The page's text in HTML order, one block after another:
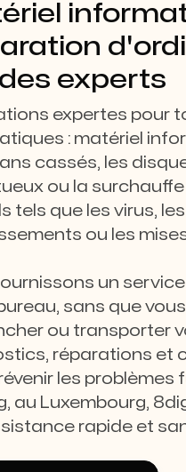
experts
expertes pour
: matériel
cassés, les
ou la surchauffe
tels que les virus,
ou les
un
sans que
ou transporter
réparations et
les problèmes
au Luxembourg,
rapide et